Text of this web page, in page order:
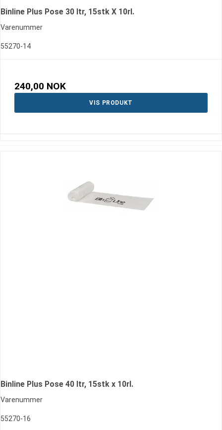
Binline Plus Pose 30 ltr, 15stk X 10rl.
Varenummer
55270-14
240,00 NOK
VIS PRODUKT
Binline Plus Pose 40 ltr, 15stk x 10rl.
Varenummer
55270-16